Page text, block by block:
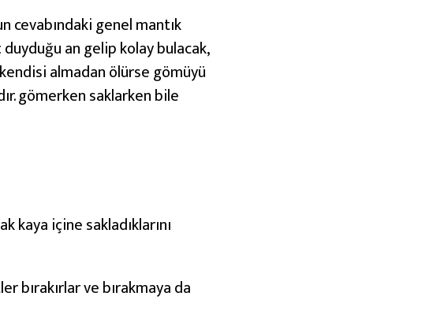
cevabındaki genel mantık
an gelip kolay bulacak,
almadan ölürse gömüyü
gömerken saklarken bile
kaya içine sakladıklarını
bırakırlar ve bırakmaya da